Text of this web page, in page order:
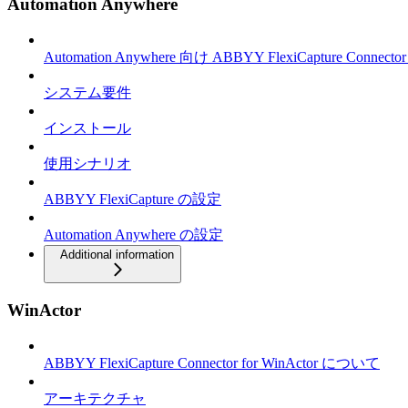
Automation Anywhere
Automation Anywhere 向け ABBYY FlexiCapture
システム要件
インストール
使用シナリオ
ABBYY FlexiCapture の設定
Automation Anywhere の設定
Additional information
WinActor
ABBYY FlexiCapture Connector for WinActor について
アーキテクチャ